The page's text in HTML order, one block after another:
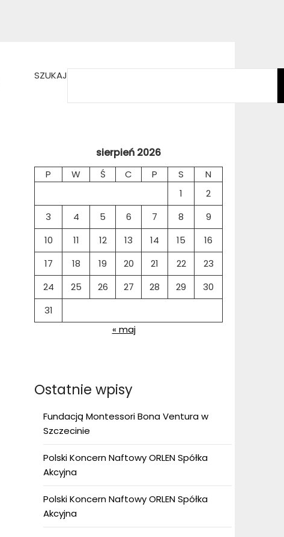
SZUKAJ
sierpień 2026
P W Ś C P S
N
1
2
3
4 5 6 7 8
9
10
11 12 13 14 15
16
17
18 19 20 21 22
23
24
25 26 27 28 29
30
31
« maj
Ostatnie wpisy
Fundacją Montessori Bona Ventura w
Szczecinie
Polski Koncern Naftowy ORLEN Spółka
Akcyjna
Polski Koncern Naftowy ORLEN Spółka
Akcyjna